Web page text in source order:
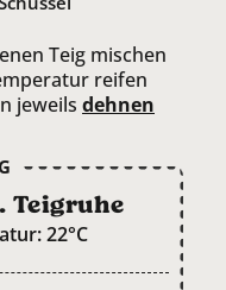
Teig mischen
reifen
jeweils dehnen
Teigruhe
22°C